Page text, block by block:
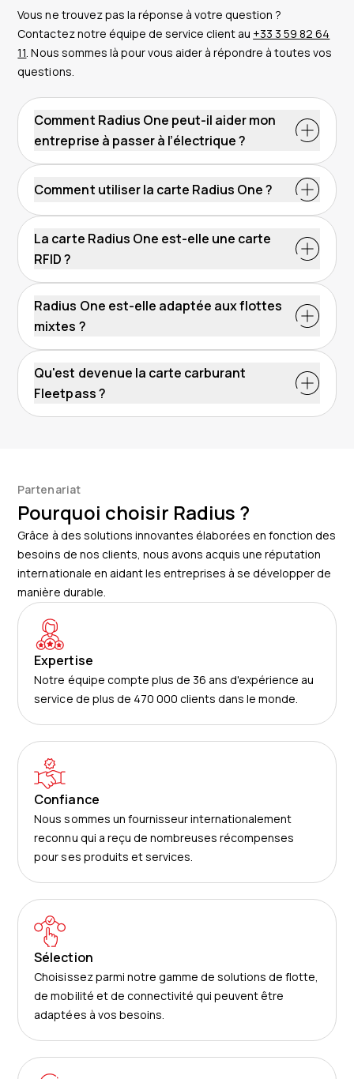
Vous ne trouvez pas la réponse à votre question ?
Contactez notre équipe de service client au +33 3 59 82 64
11 . Nous sommes là pour vous aider à répondre à toutes vos
questions.
Comment Radius One peut-il aider mon
entreprise à passer à l’électrique ?
Comment utiliser la carte Radius One ?
La carte Radius One est-elle une carte
RFID ?
Radius One est-elle adaptée aux flottes
mixtes ?
Qu'est devenue la carte carburant
Fleetpass ?
Partenariat
Pourquoi choisir Radius ?
Grâce à des solutions innovantes élaborées en fonction des
besoins de nos clients, nous avons acquis une réputation
internationale en aidant les entreprises à se développer de
manière durable.
Expertise
Notre équipe compte plus de 36 ans d'expérience au
service de plus de 470 000 clients dans le monde.
Confiance
Nous sommes un fournisseur internationalement
reconnu qui a reçu de nombreuses récompenses
pour ses produits et services.
Sélection
Choisissez parmi notre gamme de solutions de flotte,
de mobilité et de connectivité qui peuvent être
adaptées à vos besoins.